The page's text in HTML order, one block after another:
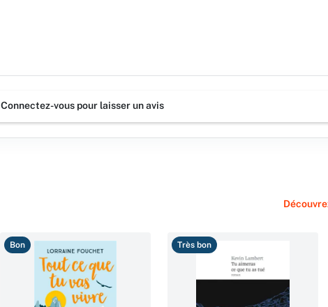
Connectez-vous pour laisser un avis
Bon Très bon